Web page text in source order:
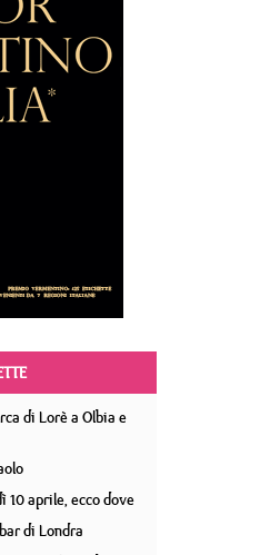
di Lorè a Olbia e
aprile, ecco dove
di Londra